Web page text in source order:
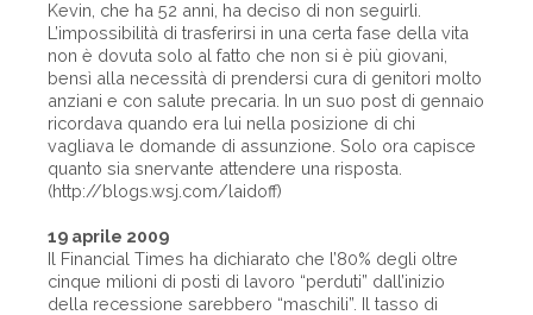
Kevin, che ha 52 anni, ha deciso di non seguirli.
L’impossibilità di trasferirsi in una certa fase della vita
non è dovuta solo al fatto che non si è più giovani,
bensì alla necessità di prendersi cura di genitori molto
anziani e con salute precaria. In un suo post di gennaio
ricordava quando era lui nella posizione di chi
vagliava le domande di assunzione. Solo ora capisce
quanto sia snervante attendere una risposta.
(http://blogs.wsj.com/laidoff)
19 aprile 2009
Il Financial Times ha dichiarato che l’80% degli oltre
cinque milioni di posti di lavoro “perduti” dall’inizio
della recessione sarebbero “maschili”. Il tasso di